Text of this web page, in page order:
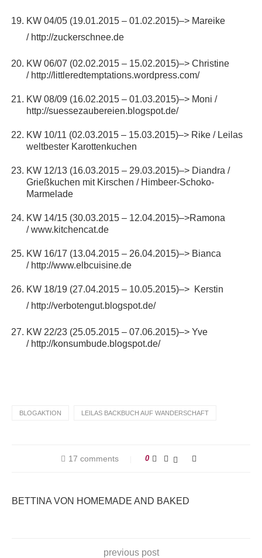
KW 04/05 (19.01.2015 – 01.02.2015)–> Mareike
/ http://zuckerschnee.de
KW 06/07 (02.02.2015 – 15.02.2015)–> Christine
/ http://littleredtemptations.wordpress.com/
KW 08/09 (16.02.2015 – 01.03.2015)–> Moni /
http://suessezaubereien.blogspot.de/
KW 10/11 (02.03.2015 – 15.03.2015)–> Rike / Leilas
weltbester Karottenkuchen
KW 12/13 (16.03.2015 – 29.03.2015)–> Diandra /
Grießkuchen mit Kirschen / Himbeer-Schoko-
Marmelade
KW 14/15 (30.03.2015 – 12.04.2015)–>Ramona
/www.kitchencat.de
KW 16/17 (13.04.2015 – 26.04.2015)–> Bianca
/ http://www.elbcuisine.de
KW 18/19 (27.04.2015 – 10.05.2015)–> Kerstin
/ http://verbotengut.blogspot.de/
KW 22/23 (25.05.2015 – 07.06.2015)–> Yve
/ http://konsumbude.blogspot.de/
BLOGAKTION LEILAS BACKBUCH AUF WANDERSCHAFT
17 comments 0
BETTINA VON HOMEMADE AND BAKED
previous post